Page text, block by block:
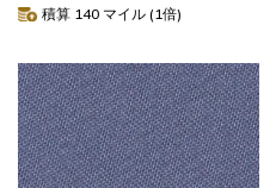
積算 140 マイル (1倍)